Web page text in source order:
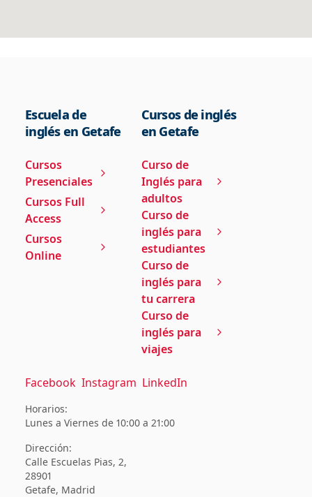
Escuela de
inglés en Getafe
Cursos
Presenciales
Cursos Full
Access
Cursos
Online
Cursos de inglés
en Getafe
Curso de
Inglés para
adultos
Curso de
inglés para
estudiantes
Curso de
inglés para
tu carrera
Curso de
inglés para
viajes
Facebook Instagram LinkedIn
Horarios:
Lunes a Viernes de 10:00 a 21:00
Dirección:
Calle Escuelas Pias, 2,
28901
Getafe, Madrid